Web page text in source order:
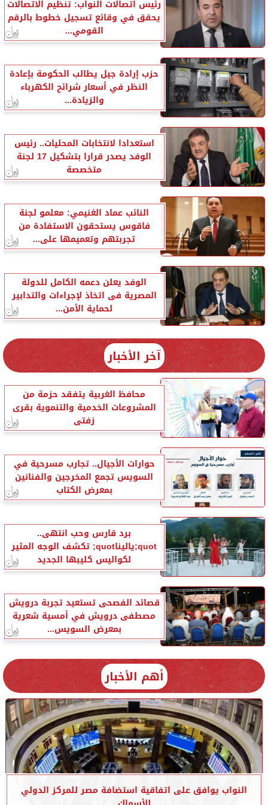
رئيس اتصالات النواب: تنظيم الاتصالات
يحقق في وقائع تسجيل خطوط بالرقم
القومي...
حزب إرادة جيل يطالب الحكومة بإعادة
النظر في أسعار شرائح الكهرباء
والزيادة...
استعدادا لانتخابات المحليات.. رئيس
الوفد يصدر قرارا بتشكيل 17 لجنة
متخصصة
النائب عماد الغنيمي: معلمو لجنة
فاقوس يستحقون الاستفادة من
تجربتهم وتعميمها على...
الوفد يعلن دعمه الكامل للدولة
المصرية فى اتخاذ لإجراءات والتدابير
لحماية الأمن...
آخر الأخبار
محافظ الغربية يتفقد حزمة من
المشروعات الخدمية والتنموية بقرى
زفتى
حوارات الأجيال.. تجارب مسرحية في
السويس تجمع المخرجين والفنانين
بمعرض الكتاب
برد قارس وحب انتهى..
quot;ياليناquot; تكشف الوجه المثير
لكواليس كليبها الجديد
قصائد الفصحى تستعيد تجربة درويش
مصطفى درويش في أمسية شعرية
بمعرض السويس...
أهم الأخبار
النواب يوافق على اتفاقية استضافة مصر للمركز الدولي